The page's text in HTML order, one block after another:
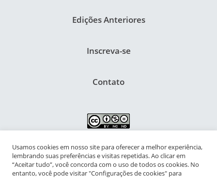
Edições Anteriores
Inscreva-se
Contato
NIPIAC – Núcleo Interdisciplinar de Pesquisa para a Infância e
Adolescência Contemporâneas
Usamos cookies em nosso site para oferecer a melhor experiência,
lembrando suas preferências e visitas repetidas. Ao clicar em
“Aceitar tudo”, você concorda com o uso de todos os cookies. No
entanto, você pode visitar "Configurações de cookies" para